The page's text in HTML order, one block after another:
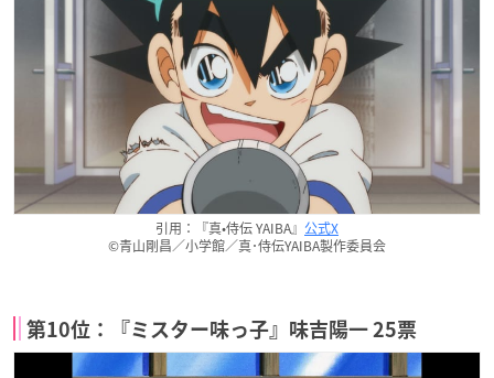
引用：『真•侍伝 YAIBA』 公式X
©青山剛昌／小学館／真･侍伝YAIBA製作委員会
第10位：『ミスター味っ子』味吉陽一 25票